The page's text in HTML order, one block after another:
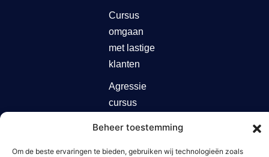
Beheer toestemming
Om de beste ervaringen te bieden, gebruiken wij technologieën zoals
Cursus
omgaan
met lastige
klanten
Agressie
cursus
Agressietraining